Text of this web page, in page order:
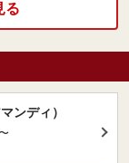
る
ンディ）